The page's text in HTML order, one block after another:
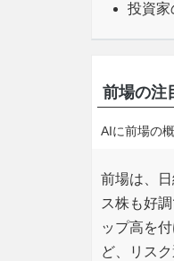
投資家
前場の注
AIに前場の
前場は、
ス株も好
ップ高を
ど、リス